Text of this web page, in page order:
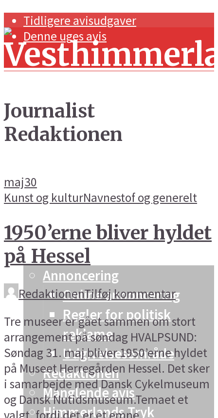
Tidligere avisudgaver
Denne uges avis
Forside
Handel og erhverv
Kunst og kultur
Vesthimmerland
Info og kontakt
Annoncering
Online annoncering
Regler for politisk
reklame
Udgivelsesområde
Redaktionen
Manglende avis
Himmerlands Tryk
Journalist
Redaktionen
maj30
Kunst og kulturNavnestof og generelt
1950’erne bliver hyldet
på Hessel
RedaktionenTilføj kommentar
Tre museer er gået sammen om stort
arrangement på søndag HVALPSUND:
Søndag 31. maj bliver 1950’erne hyldet
på Museet Herregården Hessel. Det sker
i samarbejde med Dansk Cykelmuseum
og Dansk Nutidsmuseum.Temaet et